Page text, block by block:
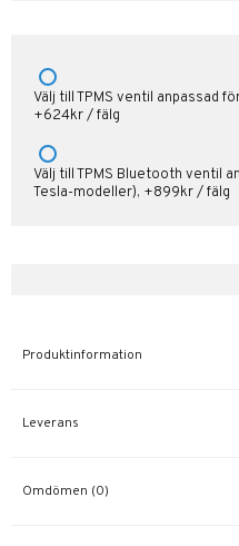
Välj till TPMS ventil anpassad
+624kr / fälg
Välj till TPMS Bluetooth ventil
Tesla-modeller), +899kr / fälg
Produktinformation
Leverans
Omdömen (0)